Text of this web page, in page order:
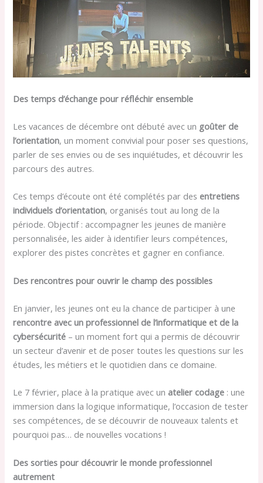
Des temps d’échange pour réfléchir ensemble
Les vacances de décembre ont débuté avec un goûter de
l’orientation, un moment convivial pour poser ses questions,
parler de ses envies ou de ses inquiétudes, et découvrir les
parcours des autres.
Ces temps d’écoute ont été complétés par des entretiens
individuels d’orientation, organisés tout au long de la
période. Objectif : accompagner les jeunes de manière
personnalisée, les aider à identifier leurs compétences,
explorer des pistes concrètes et gagner en confiance.
Des rencontres pour ouvrir le champ des possibles
En janvier, les jeunes ont eu la chance de participer à une
rencontre avec un professionnel de l’informatique et de la
cybersécurité – un moment fort qui a permis de découvrir
un secteur d’avenir et de poser toutes les questions sur les
études, les métiers et le quotidien dans ce domaine.
Le 7 février, place à la pratique avec un atelier codage : une
immersion dans la logique informatique, l’occasion de tester
ses compétences, de se découvrir de nouveaux talents et
pourquoi pas… de nouvelles vocations !
Des sorties pour découvrir le monde professionnel
autrement